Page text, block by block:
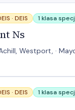
· DEIS 1 klasa
Ns
Westport, ·
· DEIS 1 klasa